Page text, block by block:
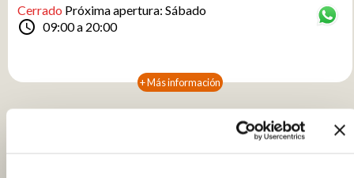
Cerrado Próxima apertura: Sábado
schedule 09:00 a 20:00
+ Más información